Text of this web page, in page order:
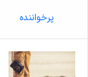
پرخواننده